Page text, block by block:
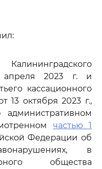
апреля 2023 г. и
кассационного
13 октября 2023 г.,
частью 1
Федерации об
в
общества